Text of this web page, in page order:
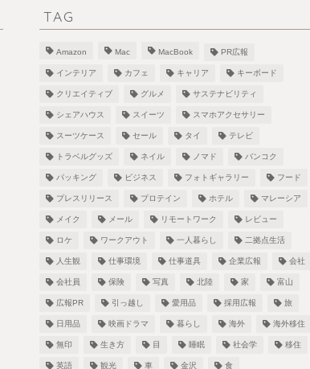
TAG
Amazon Mac MacBook PR広報
インテリア カフェ キャリア キーボード
クリエイティブ グルメ サステナビリティ
シェアハウス スイーツ スマホアクセサリー
スーツケース セール タイ テレビ
トラベルグッズ ネイル ノマド バンコク
パッキング ビジネス フォトギャラリー フード
プレスリリース プロテイン ホテル マレーシア
メイク メール リモートワーク レビュー
ロケ ワークアウト 一人暮らし 二拠点生活
人生観 仕事環境 仕事道具 企業広報 会社
会社員 保険 写真 北陸 家 富山
広報PR 引っ越し 愛用品 採用広報 旅
日用品 映画ドラマ 暮らし 海外 海外移住
無印 生き方 目 睡眠 社会学 移住
英語 観光 車 金沢 食